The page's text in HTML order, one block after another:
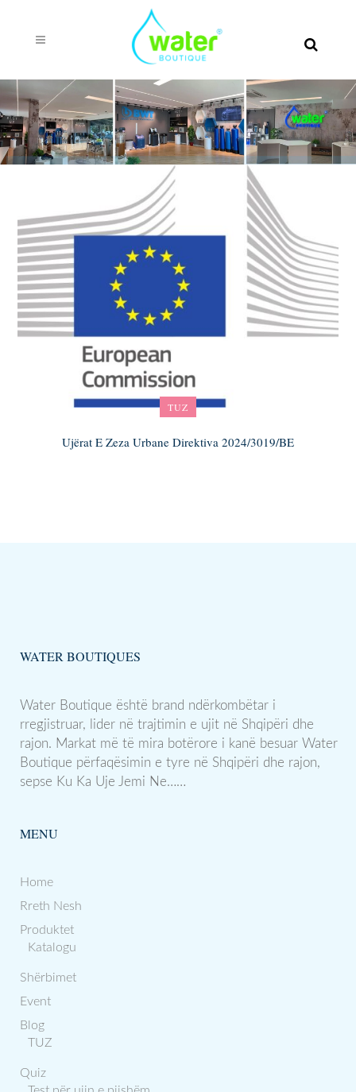
TUZ
Ujërat E Zeza Urbane Direktiva 2024/3019/BE
WATER BOUTIQUES
Water Boutique është brand ndërkombëtar i
rregjistruar, lider në trajtimin e ujit në Shqipëri dhe
rajon. Markat më të mira botërore i kanë besuar Water
Boutique përfaqësimin e tyre në Shqipëri dhe rajon,
sepse Ku Ka Uje Jemi Ne……
MENU
Home
Rreth Nesh
Produktet
Katalogu
Shërbimet
Event
Blog
TUZ
Quiz